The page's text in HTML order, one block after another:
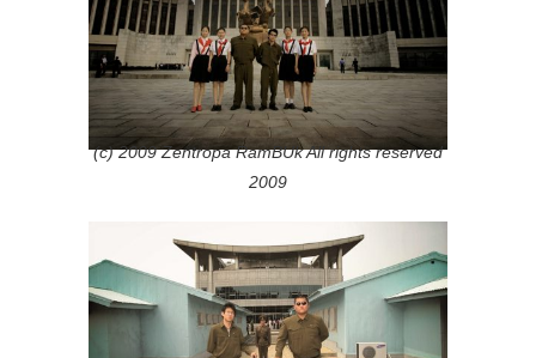
(c) 2009 Zentropa RamBUk All rights reserved
2009